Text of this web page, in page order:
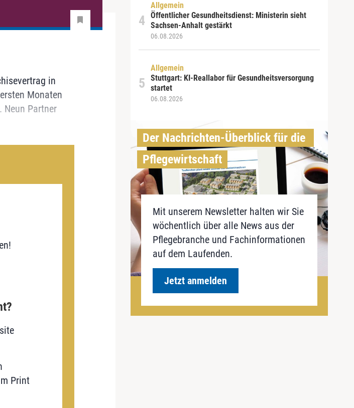
in
Monaten
Neun Partner
Print
Allgemein
Öffentlicher Gesundheitsdienst: Ministerin sieht
Sachsen-Anhalt gestärkt
06.08.2026
Allgemein
Stuttgart: KI-Reallabor für Gesundheitsversorgung
startet
06.08.2026
Der Nachrichten-Überblick für die
Pflegewirtschaft
Mit unserem Newsletter halten wir Sie
wöchentlich über alle News aus der
Pflegebranche und Fachinformationen
auf dem Laufenden.
Jetzt anmelden